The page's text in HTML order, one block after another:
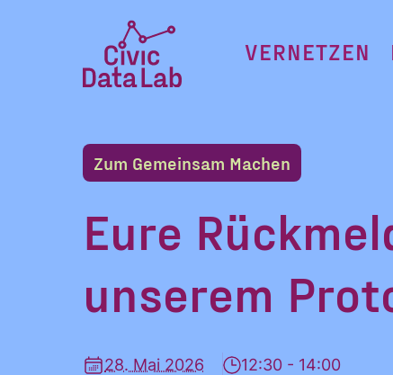
Lab
Startseite
VERNETZEN
Zum Gemeinsam Machen
Eure
unserem
28. Mai 2026 12:30 - 14:00